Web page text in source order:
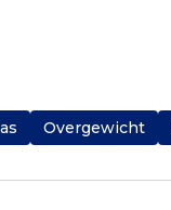
Overgewicht